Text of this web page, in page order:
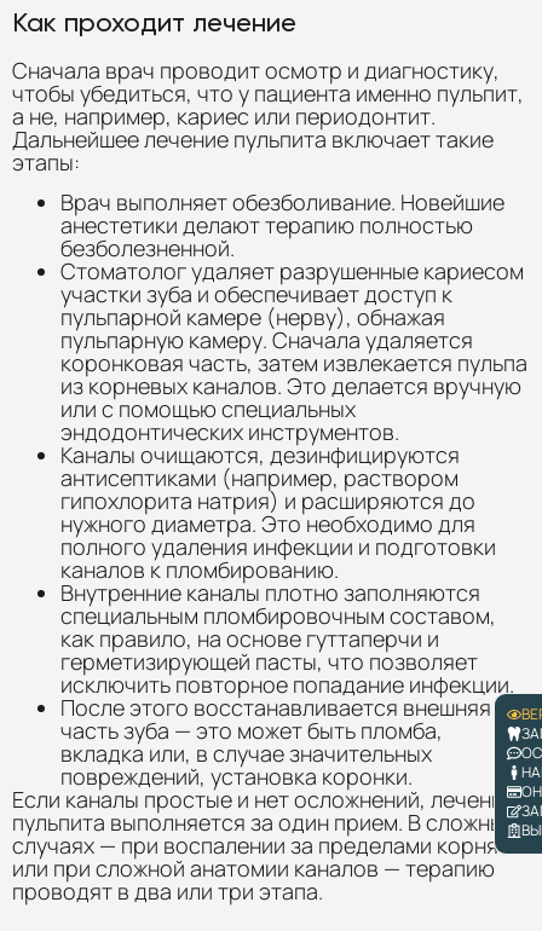
Как проходит лечение
Сначала врач проводит осмотр и диагностику,
чтобы убедиться, что у пациента именно пульпит,
а не, например, кариес или периодонтит.
Дальнейшее лечение пульпита включает такие
этапы:
Врач выполняет обезболивание. Новейшие
анестетики делают терапию полностью
безболезненной.
Стоматолог удаляет разрушенные кариесом
участки зуба и обеспечивает доступ к
пульпарной камере (нерву), обнажая
пульпарную камеру. Сначала удаляется
коронковая часть, затем извлекается пульпа
из корневых каналов. Это делается вручную
или с помощью специальных
эндодонтических инструментов.
Каналы очищаются, дезинфицируются
антисептиками (например, раствором
гипохлорита натрия) и расширяются до
нужного диаметра. Это необходимо для
полного удаления инфекции и подготовки
каналов к пломбированию.
Внутренние каналы плотно заполняются
специальным пломбировочным составом,
как правило, на основе гуттаперчи и
герметизирующей пасты, что позволяет
исключить повторное попадание инфекции.
После этого восстанавливается внешняя
часть зуба — это может быть пломба,
вкладка или, в случае значительных
повреждений, установка коронки.
Если каналы простые и нет осложнений, лечение
пульпита выполняется за один прием. В сложных
случаях — при воспалении за пределами корня
или при сложной анатомии каналов — терапию
проводят в два или три этапа.